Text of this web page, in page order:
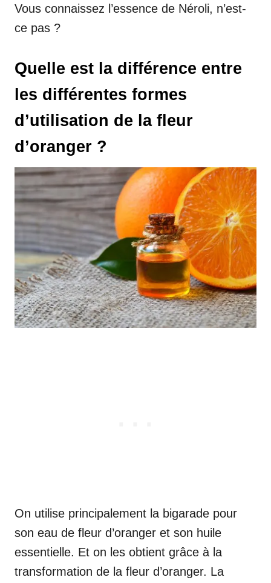
Vous connaissez l’essence de Néroli, n’est-
ce pas ?
Quelle est la différence entre
les différentes formes
d’utilisation de la fleur
d’oranger ?
On utilise principalement la bigarade pour
son eau de fleur d’oranger et son huile
essentielle. Et on les obtient grâce à la
transformation de la fleur d’oranger. La